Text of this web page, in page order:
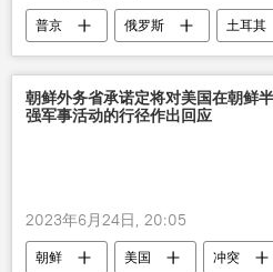
普京 俄罗斯 土耳其
朝鲜外务省承诺定将对美国在朝鲜
强军事活动的行径作出回应
2023年6月24日, 20:05
朝鲜 美国 冲突